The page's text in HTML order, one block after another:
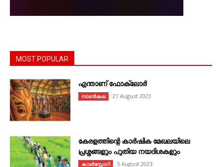
MOST POPULAR
എന്താണ്‌ ഫോക്‌ലോർ
നാടൻകല 21 August 2023
കേരളത്തിന്റെ കാർഷിക മേഖലയിലെ
പ്രശ്നങ്ങളും പുതിയ നയദിശകളും
കവര്‍സ്റ്റോറി 5 August 2023